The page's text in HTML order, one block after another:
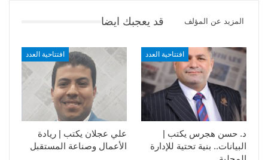
قد يعجبك ايضا المزيد عن المؤلف
افتتاحية العدد
علي عجلان يكتب | ريادة
الأعمال وصناعة المستقبل
افتتاحية العدد
د. حسن هجرس يكتب |
البيانات.. بنية تحتية للإدارة